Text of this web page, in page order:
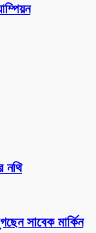
নথি
সাবেক মার্কিন